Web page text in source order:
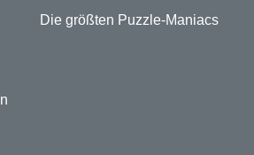
Die größten Puzzle-Maniacs